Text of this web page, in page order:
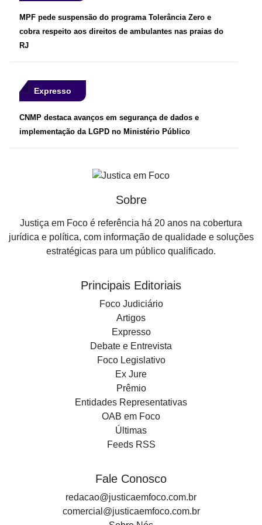
MPF pede suspensão do programa Tolerância Zero e
cobra respeito aos direitos de ambulantes nas praias do
RJ
Expresso
CNMP destaca avanços em segurança de dados e
implementação da LGPD no Ministério Público
Sobre
Justiça em Foco é referência há 20 anos na cobertura
jurídica e política, com informação de qualidade e soluções
estratégicas para um público qualificado.
Principais Editoriais
Foco Judiciário
Artigos
Expresso
Debate e Entrevista
Foco Legislativo
Ex Jure
Prêmio
Entidades Representativas
OAB em Foco
Últimas
Feeds RSS
Fale Conosco
redacao@justicaemfoco.com.br
comercial@justicaemfoco.com.br